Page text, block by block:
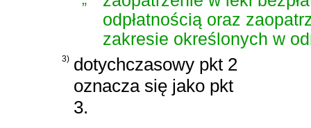
odpłatnością oraz
zakresie określonych w
3) dotychczasowy pkt 2
oznacza się jako pkt
3.